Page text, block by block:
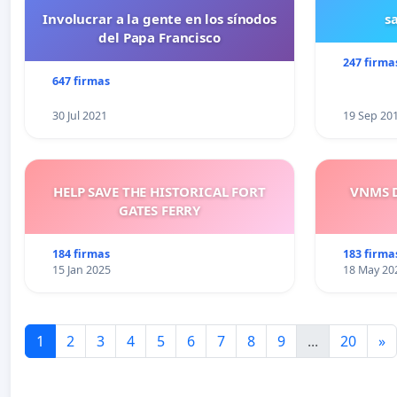
Involucrar a la gente en los sínodos
del Papa Francisco
647 firmas
30 Jul 2021
247
19 Sep
HELP SAVE THE HISTORICAL FORT
GATES FERRY
184 firmas
15 Jan 2025
VNMS
183
18 May
1 2 3 4 5 6 7 8 9 ... 20 »